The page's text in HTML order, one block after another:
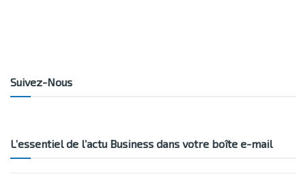
Suivez-Nous
L’essentiel de l’actu Business dans votre boîte e-mail